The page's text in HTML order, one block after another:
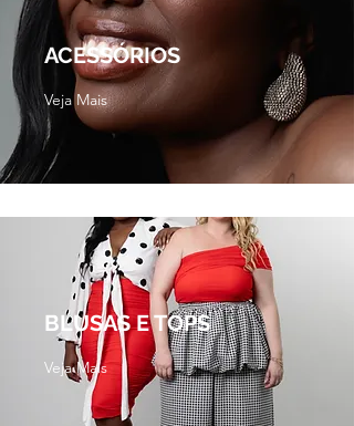
ACESSÓRIOS
Veja Mais
BLUSAS E TOPS
Veja Mais